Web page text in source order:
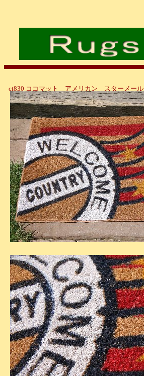
ct830 ココマット アメリカン スターメール